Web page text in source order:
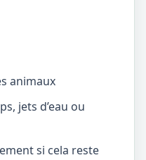
animaux
jets d’eau ou
si cela reste